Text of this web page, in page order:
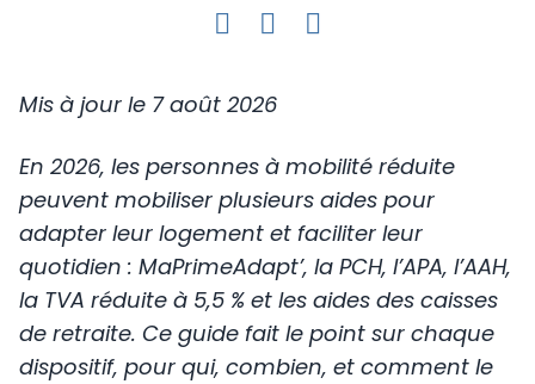
Mis à jour le 7 août 2026
En 2026, les personnes à mobilité réduite
peuvent mobiliser plusieurs aides pour
adapter leur logement et faciliter leur
quotidien : MaPrimeAdapt’, la PCH, l’APA, l’AAH,
la TVA réduite à 5,5 % et les aides des caisses
de retraite. Ce guide fait le point sur chaque
dispositif, pour qui, combien, et comment le